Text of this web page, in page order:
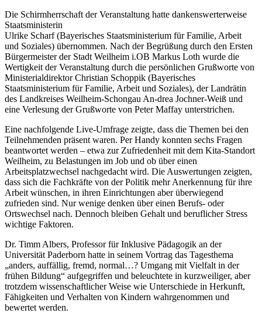
Die Schirmherrschaft der Veranstaltung hatte dankenswerterweise
Staatsministerin
Ulrike Scharf (Bayerisches Staatsministerium für Familie, Arbeit
und Soziales) übernommen. Nach der Begrüßung durch den Ersten
Bürgermeister der Stadt Weilheim i.OB Markus Loth wurde die
Wertigkeit der Veranstaltung durch die persönlichen Grußworte von
Ministerialdirektor Christian Schoppik (Bayerisches
Staatsministerium für Familie, Arbeit und Soziales), der Landrätin
des Landkreises Weilheim-Schongau An-drea Jochner-Weiß und
eine Verlesung der Grußworte von Peter Maffay unterstrichen.
Eine nachfolgende Live-Umfrage zeigte, dass die Themen bei den
Teilnehmenden präsent waren. PerHandy konnten sechs Fragen
beantwortet werden – etwa zur Zufriedenheit mit dem Kita-Standort
Weilheim, zu Belastungen im Job und ob über einen
Arbeitsplatzwechsel nachgedacht wird. Die Auswertungen zeigten,
dass sich die Fachkräfte von der Politik mehr Anerkennung für ihre
Arbeit wünschen, in ihren Einrichtungen aber überwiegend
zufrieden sind. Nur wenige denken über einen Berufs- oder
Ortswechsel nach. Dennoch bleiben Gehalt und beruflicher Stress
wichtige Faktoren.
Dr. Timm Albers, Professor für Inklusive Pädagogik an der
Universität Paderborn hatte in seinem Vortrag das Tagesthema
„anders, auffällig, fremd, normal…? Umgang mit Vielfalt in der
frühen Bildung“ aufgegriffen und beleuchtete in kurzweiliger, aber
trotzdem wissenschaftlicher Weise wie Unterschiede in Herkunft,
Fähigkeiten und Verhalten von Kindern wahrgenommen und
bewertet werden.